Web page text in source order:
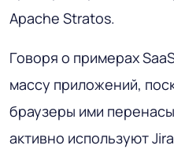
Apache Stratos.
Говоря о примерах
массу приложений,
браузеры ими
активно используют